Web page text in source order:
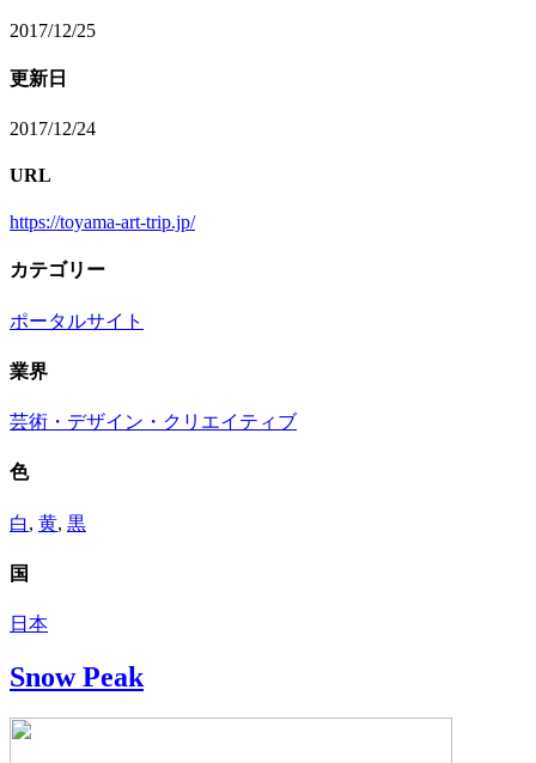
2017/12/25
更新日
2017/12/24
URL
https://toyama-art-trip.jp/
カテゴリー
ポータルサイト
業界
芸術・デザイン・クリエイティブ
色
白, 黄, 黒
国
日本
Snow Peak